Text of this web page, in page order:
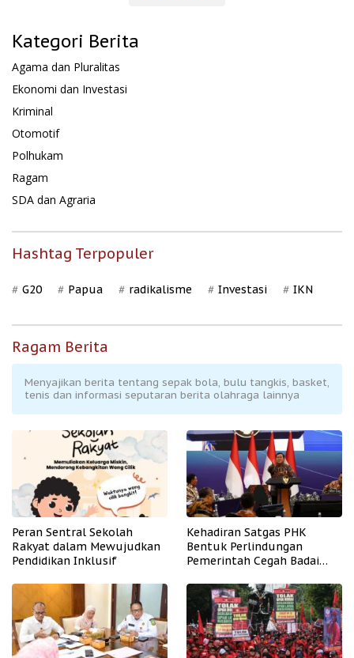
Kategori Berita
Agama dan Pluralitas
Ekonomi dan Investasi
Kriminal
Otomotif
Polhukam
Ragam
SDA dan Agraria
Hashtag Terpopuler
G20 Papua radikalisme Investasi IKN
Ragam Berita
Menyajikan berita tentang sepak bola, bulu tangkis, basket,
tenis dan informasi seputaran berita olahraga lainnya
Peran Sentral Sekolah
Rakyat dalam Mewujudkan
Pendidikan Inklusif
Kehadiran Satgas PHK
Bentuk Perlindungan
Pemerintah Cegah Badai